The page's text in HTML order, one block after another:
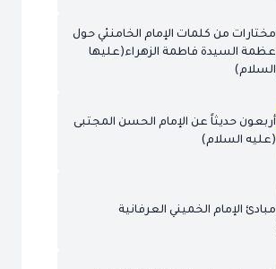
مختارات من كلمات الإمام الخامنئي حول
عظمة السيدة فاطمة الزهراء(عليها
السلام)
أربعون حديثاً عن الإمام الحسن المجتبى
(عليه السلام)
مبادئ الإمام الخميني العرفانية